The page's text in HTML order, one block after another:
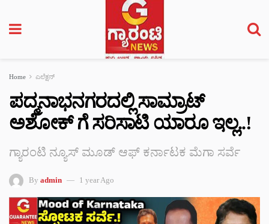
Home ಎಲೆಕ್ಷನ್
ಪದ್ಮನಾಭನಗರದಲ್ಲಿ ಸಾಮ್ರಾಟ್
ಅಶೋಕ್ ಗೆ ಸರಿಸಾಟಿ ಯಾರೂ ಇಲ್ಲ..!
ಗ್ಯಾರಂಟಿ ನ್ಯೂಸ್ ಮೂಡ್ ಆಫ್ ಕರ್ನಾಟಕ ಮೆಗಾ ಸರ್ವೆ
By admin 1 year Ago